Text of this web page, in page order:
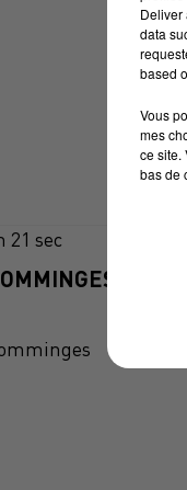
21 sec
DU
Deliver
data
based
Vous
mes
ce site.
bas de